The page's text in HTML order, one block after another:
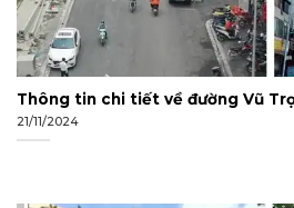
Thông tin chi tiết về đường Vũ
21/11/2024